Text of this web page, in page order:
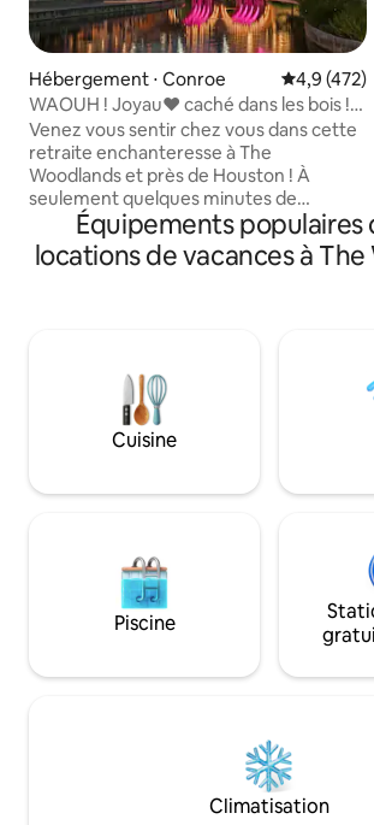
Hébergement ⋅ Conroe Évaluation
4,9 (472)
WAOUH ! Joyau❤️ caché dans les bois !
💎 Bateau/camping-car autorisé⭐️
Venez vous sentir chez vous dans cette
retraite enchanteresse à The
Woodlands et près de Houston ! À
seulement quelques minutes de
superbes boutiques, restaurants et
divertissements, mais niché dans une
oasis de jardin naturel relaxant ! Les
téléviseurs 4K de 50 pouces dans
chacune ! À moins de 30 min de l'IAH et
du lac Conroe, et à moins d'une heure
de Houston ! À quelques minutes de
jusqu'aux magnifiques sentiers de
sanctuaires d'oiseaux !
Équipements populaires
locations de vacances à
Cuisine
Piscine
Climatisation